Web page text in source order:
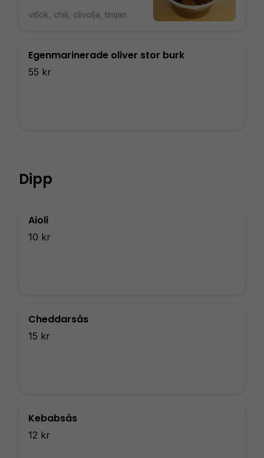
vitlök, chili, olivolja, timjan
Egenmarinerade oliver stor burk
55 kr
Dipp
Aioli
10 kr
Cheddarsås
15 kr
Kebabsås
12 kr